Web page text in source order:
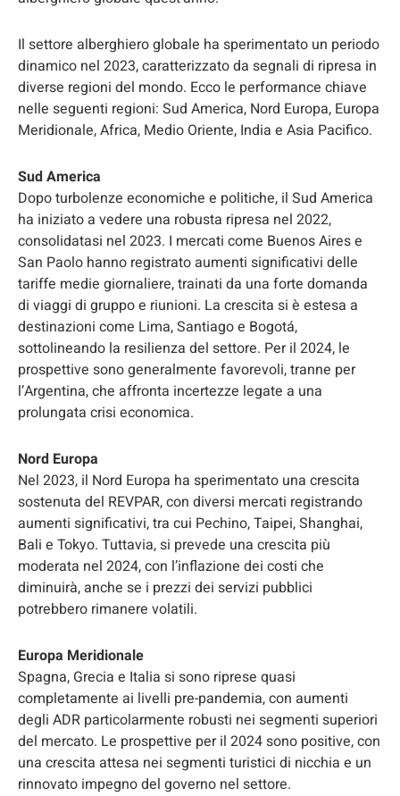
Il settore alberghiero globale ha sperimentato un periodo
dinamico nel 2023, caratterizzato da segnali di ripresa in
diverse regioni del mondo. Ecco le performance chiave
nelle seguenti regioni: Sud America, Nord Europa, Europa
Meridionale, Africa, Medio Oriente, India e Asia Pacifico.
Sud America
Dopo turbolenze economiche e politiche, il Sud America
ha iniziato a vedere una robusta ripresa nel 2022,
consolidatasi nel 2023. I mercati come Buenos Aires e
San Paolo hanno registrato aumenti significativi delle
tariffe medie giornaliere, trainati da una forte domanda
di viaggi di gruppo e riunioni. La crescita si è estesa a
destinazioni come Lima, Santiago e Bogotá,
sottolineando la resilienza del settore. Per il 2024, le
prospettive sono generalmente favorevoli, tranne per
l’Argentina, che affronta incertezze legate a una
prolungata crisi economica.
Nord Europa
Nel 2023, il Nord Europa ha sperimentato una crescita
sostenuta del REVPAR, con diversi mercati registrando
aumenti significativi, tra cui Pechino, Taipei, Shanghai,
Bali e Tokyo. Tuttavia, si prevede una crescita più
moderata nel 2024, con l’inflazione dei costi che
diminuirà, anche se i prezzi dei servizi pubblici
potrebbero rimanere volatili.
Europa Meridionale
Spagna, Grecia e Italia si sono riprese quasi
completamente ai livelli pre-pandemia, con aumenti
degli ADR particolarmente robusti nei segmenti superiori
del mercato. Le prospettive per il 2024 sono positive, con
una crescita attesa nei segmenti turistici di nicchia e un
rinnovato impegno del governo nel settore.